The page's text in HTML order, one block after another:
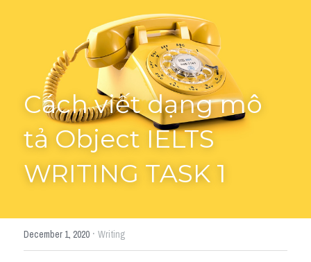
Cách diễn đạt
IELTS Videos - Ebook
Điểm báo
Adj
Khác
Từ vựng theo topic
Từ vựng theo Topic
HỌC THỬ →
Cách viết dạng mô
tả Object IELTS
WRITING TASK 1
December 1, 2020 · Writing